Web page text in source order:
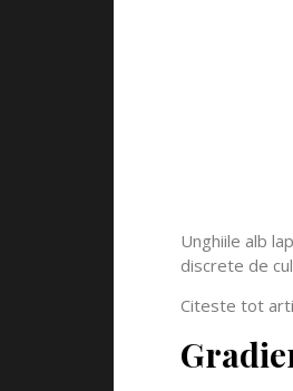
Unghiile alb
discrete de
Citeste tot